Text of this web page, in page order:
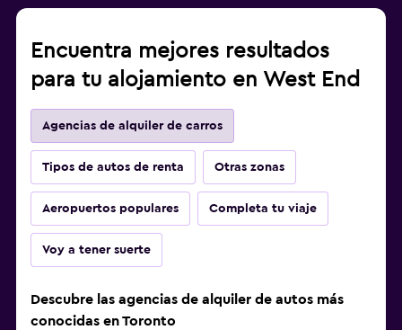
Encuentra mejores resultados
para tu alojamiento en West End
Agencias de alquiler de carros
Tipos de autos de renta Otras zonas
Aeropuertos populares Completa tu viaje
Voy a tener suerte
Descubre las agencias de alquiler de autos más
conocidas en Toronto